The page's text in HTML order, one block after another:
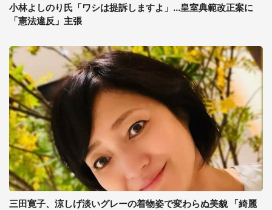
小林よしのり氏「ワシは提訴しますよ」...皇室典範改正案に
「憲法違反」主張
三田寛子、涼しげ淡いグレーの着物姿で変わらぬ美貌 「綺麗